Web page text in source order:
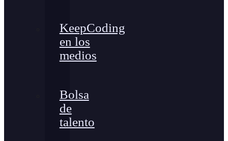
KeepCoding
en los
medios
Bolsa
de
talento